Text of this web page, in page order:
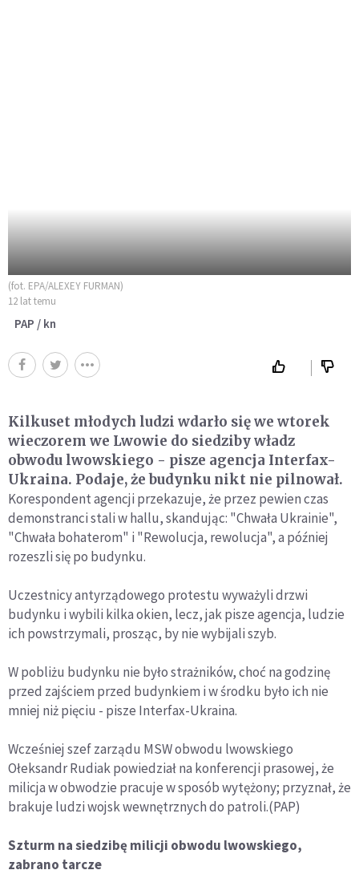
(fot. EPA/ALEXEY FURMAN)
12 lat temu
PAP / kn
Kilkuset młodych ludzi wdarło się we wtorek
wieczorem we Lwowie do siedziby władz
obwodu lwowskiego - pisze agencja Interfax-
Ukraina. Podaje, że budynku nikt nie pilnował.
Korespondent agencji przekazuje, że przez pewien czas
demonstranci stali w hallu, skandując: "Chwała Ukrainie",
"Chwała bohaterom" i "Rewolucja, rewolucja", a później
rozeszli się po budynku.
Uczestnicy antyrządowego protestu wyważyli drzwi
budynku i wybili kilka okien, lecz, jak pisze agencja, ludzie
ich powstrzymali, prosząc, by nie wybijali szyb.
W pobliżu budynku nie było strażników, choć na godzinę
przed zajściem przed budynkiem i w środku było ich nie
mniej niż pięciu - pisze Interfax-Ukraina.
Wcześniej szef zarządu MSW obwodu lwowskiego
Ołeksandr Rudiak powiedział na konferencji prasowej, że
milicja w obwodzie pracuje w sposób wytężony; przyznał, że
brakuje ludzi wojsk wewnętrznych do patroli.(PAP)
Szturm na siedzibę milicji obwodu lwowskiego,
zabrano tarcze